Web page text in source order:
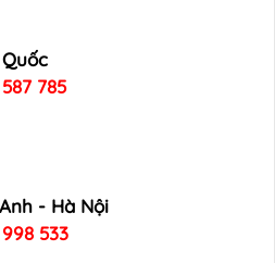
785
- Hà Nội
533